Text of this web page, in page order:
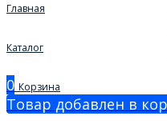
Главная
Каталог
0 Корзина
Товар добавлен в